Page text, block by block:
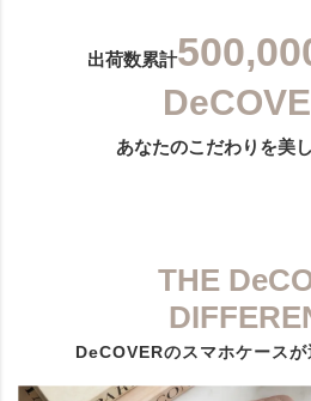
出荷数累計
あなたのこだわりを美
THE
DeCOVERのスマホケース